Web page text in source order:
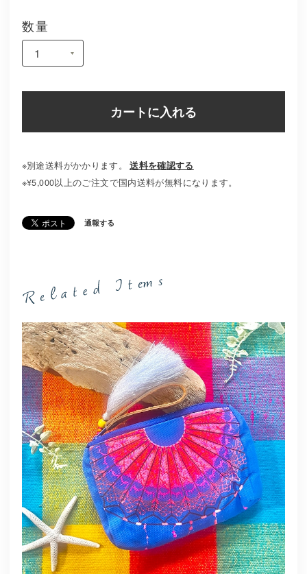
数量
カートに入れる
※別途送料がかかります。
送料を確認する
※¥5,000以上のご注文で国内送料が無料になります。
通報する